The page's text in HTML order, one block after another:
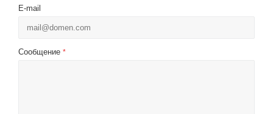
E-mail
Сообщение *